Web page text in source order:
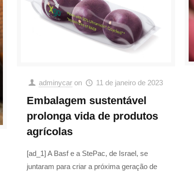
adminycar on 11 de janeiro de 2023
Embalagem sustentável
prolonga vida de produtos
agrícolas
[ad_1] A Basf e a StePac, de Israel, se
juntaram para criar a próxima geração de